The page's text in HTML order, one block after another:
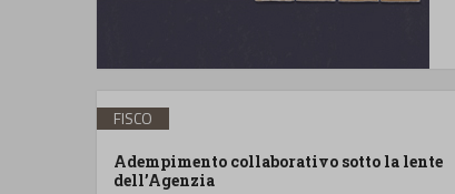
FISCO
Adempimento collaborativo sotto la lente
dell’Agenzia